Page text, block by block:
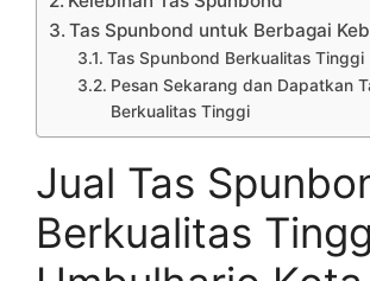
Tas Spunbond untuk Berbagai
Tas Spunbond Berkualitas Tinggi
Pesan Sekarang dan Dapatkan
Berkualitas Tinggi
Jual Tas
Berkualitas